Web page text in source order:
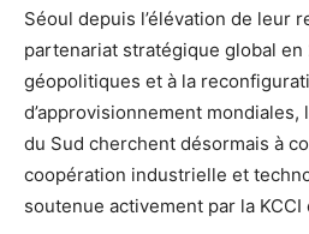
Séoul depuis l’élévation de leur
partenariat stratégique global en
géopolitiques et à la
d’approvisionnement mondiales,
du Sud cherchent désormais à
coopération industrielle et
soutenue activement par la KCCI